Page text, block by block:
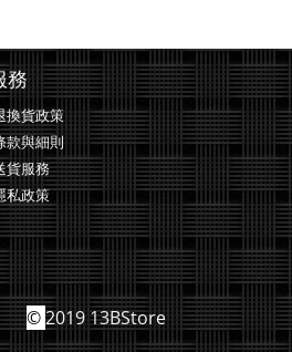
務
換貨政策
款與細則
貨服務
私政策
©2019 13BStore